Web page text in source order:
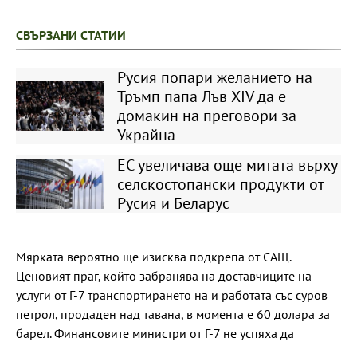
СВЪРЗАНИ СТАТИИ
Русия попари желанието на
Тръмп папа Лъв XIV да е
домакин на преговори за
Украйна
ЕС увеличава още митата върху
селскостопански продукти от
Русия и Беларус
Мярката вероятно ще изисква подкрепа от САЩ.
Ценовият праг, който забранява на доставчиците на
услуги от Г-7 транспортирането на и работата със суров
петрол, продаден над тавана, в момента е 60 долара за
барел. Финансовите министри от Г-7 не успяха да